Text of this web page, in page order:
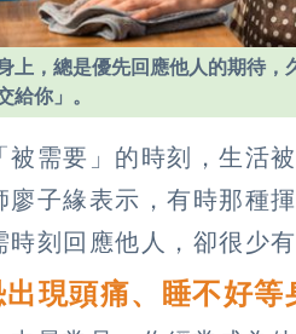
上，總是優先回應他人的期待
給你」。
需要」的時刻，生活
子緣表示，有時那種
刻回應他人，卻很少
現頭痛、睡不好等